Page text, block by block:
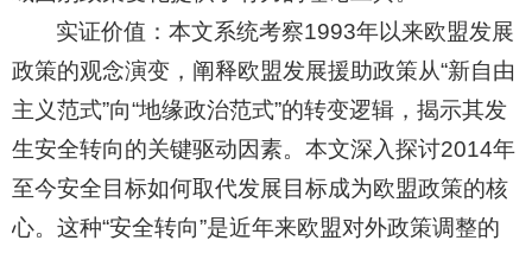
实证价值：本文系统考察1993年以来欧盟发展
政策的观念演变，阐释欧盟发展援助政策从“新自由
主义范式”向“地缘政治范式”的转变逻辑，揭示其发
生安全转向的关键驱动因素。本文深入探讨2014年
至今安全目标如何取代发展目标成为欧盟政策的核
心。这种“安全转向”是近年来欧盟对外政策调整的